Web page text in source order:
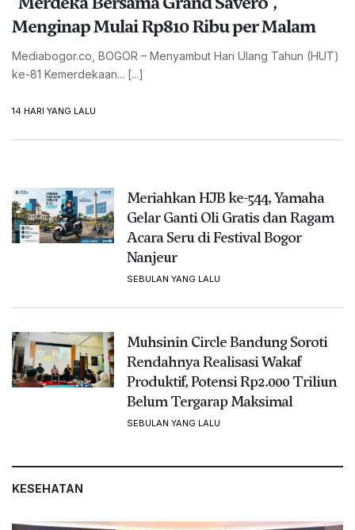
Menginap Mulai Rp810 Ribu per Malam
Mediabogor.co, BOGOR – Menyambut Hari Ulang Tahun (HUT)
ke-81 Kemerdekaan... [...]
14 HARI YANG LALU
Meriahkan HJB ke-544, Yamaha
Gelar Ganti Oli Gratis dan Ragam
Acara Seru di Festival Bogor
Nanjeur
SEBULAN YANG LALU
Muhsinin Circle Bandung Soroti
Rendahnya Realisasi Wakaf
Produktif, Potensi Rp2.000 Triliun
Belum Tergarap Maksimal
SEBULAN YANG LALU
KESEHATAN